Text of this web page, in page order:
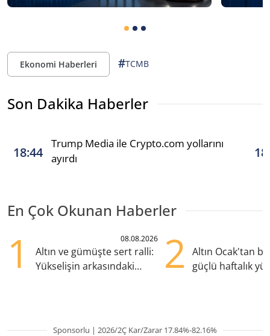
Ekonomi Haberleri #TCMB
Son Dakika Haberler
18:44
Trump Media ile Crypto.com yollarını
ayırdı
En Çok Okunan Haberler
1 08.08.2026
Altın ve gümüşte sert ralli:
Yükselişin arkasındaki
2
Altın Ocak'tan
güçlü haftalık
Sponsorlu | 2026/2Ç Kar/Zarar 17.84%-82.16%